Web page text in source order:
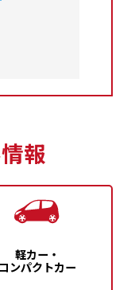
報
軽カー・
コンパクトカー